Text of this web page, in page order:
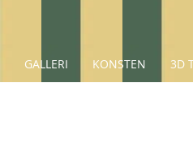
GALLERI KONSTEN 3D